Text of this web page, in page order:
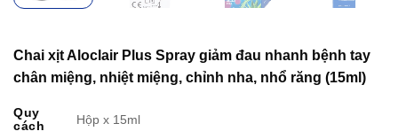
Chai xịt Aloclair Plus Spray giảm đau nhanh bệnh tay
chân miệng, nhiệt miệng, chỉnh nha, nhổ răng (15ml)
Quy
cách
Hộp x 15ml